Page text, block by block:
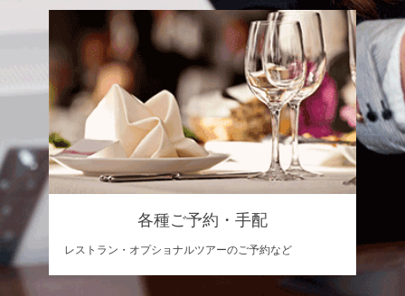
各種ご予約・手配
レストラン・オプショナルツアーのご予約など